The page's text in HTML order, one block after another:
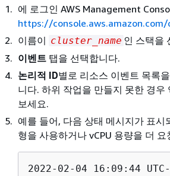
에 로그인 AWS Management
https://
이름이 cluster_name 인 스택을
이벤트 탭을 선택합니다.
논리적 ID별로 리소스 이벤트 목록
니다. 하위 작업을 만들지 못한 경
보세요.
예를 들어, 다음 상태 메시지가 표
형을 사용하거나 vCPU 용량을 더
2022-02-04 16:09:44 UTC-0800	HeadNode	CREATE_FAILED	You have requested more vCPU capacity than your